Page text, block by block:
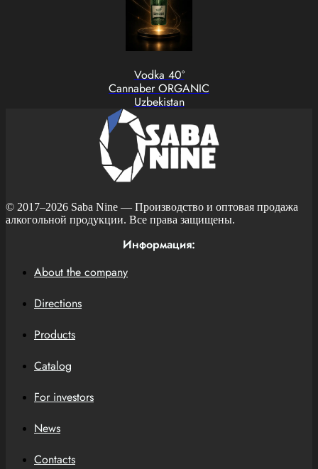
Vodka 40°
Cannaber ORGANIC
Uzbekistan
© 2017–2026 Saba Nine — Производство и оптовая продажа
алкогольной продукции. Все права защищены.
Информация:
About the company
Directions
Products
Catalog
For investors
News
Contacts